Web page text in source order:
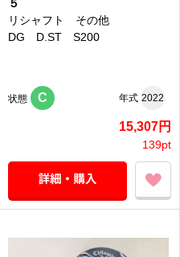
５
リシャフト その他
DG D.ST S200
状態 C 年式 2022
15,307円
139pt